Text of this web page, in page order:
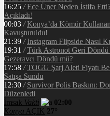
16:25 / Ece Üner Neden İstifa
Açıkladı!
00:03 / Konya’da Kömür
Kavuşturuldu!
21:39 / Instagram Flipside Nasıl
19:31 / Türk Astronot Geri
Gezeravcı Döndü mü?
17:58 / TOGG Şarj Aleti Fiyatı
Satışa Sundu
12:30 / Survivor Polis Baskını:
Düzenledi
İmsak Vakti
02:00
Konya AÇIK 27°